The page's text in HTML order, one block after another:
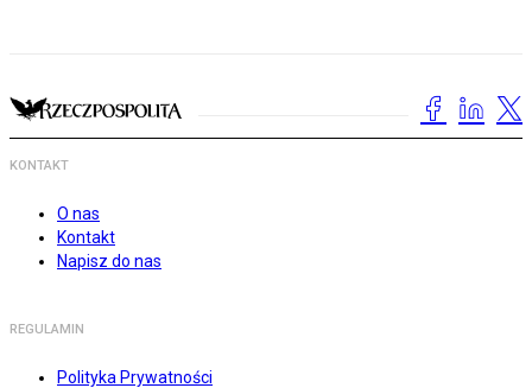
KONTAKT
O nas
Kontakt
Napisz do nas
REGULAMIN
Polityka Prywatności